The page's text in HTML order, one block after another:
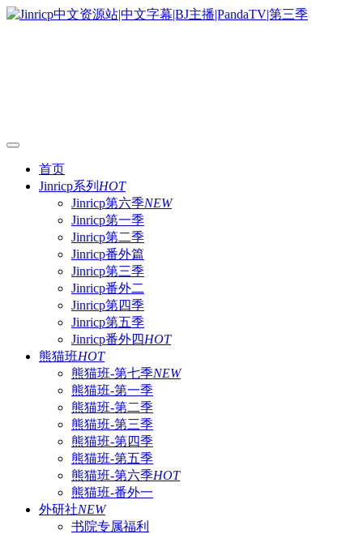
首页
Jinricp系列 HOT
Jinricp第六季NEW
Jinricp第一季
Jinricp第二季
Jinricp番外篇
Jinricp第三季
Jinricp番外二
Jinricp第四季
Jinricp第五季
Jinricp番外四HOT
熊猫班HOT
熊猫班-第七季NEW
熊猫班-第一季
熊猫班-第二季
熊猫班-第三季
熊猫班-第四季
熊猫班-第五季
熊猫班-第六季HOT
熊猫班-番外一
外研社NEW
书院专属福利